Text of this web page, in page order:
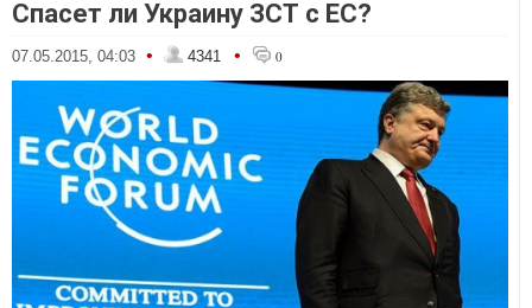
Спасет ли Украину ЗСТ с ЕС?
07.05.2015, 04:03 • 4341 • 0